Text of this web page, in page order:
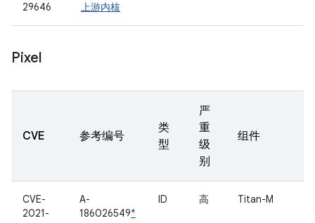
29646
上游内核
Pixel
CVE 参考编号
类
型
严
重
级
别
组件
CVE-
2021-
A-
186026549*
ID 高 Titan-M